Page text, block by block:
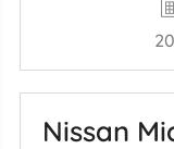
Nissan